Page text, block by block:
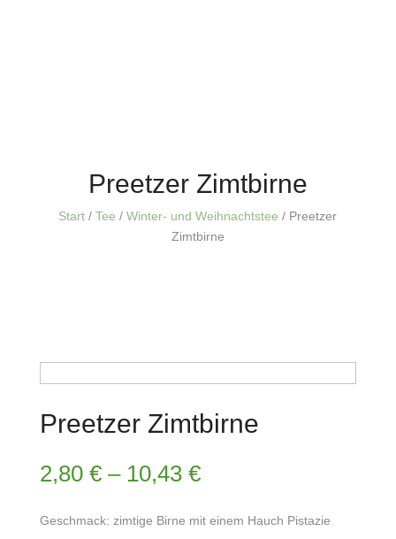
Preetzer Zimtbirne
Start /Tee /Winter- und Weihnachtstee / Preetzer
Zimtbirne
Preetzer Zimtbirne
2,80 €– 10,43 €
Geschmack: zimtige Birne mit einem Hauch Pistazie